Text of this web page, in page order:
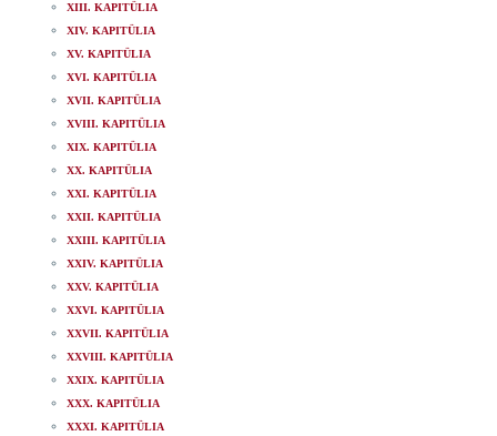
XIII. KAPITÜLIA
XIV. KAPITÜLIA
XV. KAPITÜLIA
XVI. KAPITÜLIA
XVII. KAPITÜLIA
XVIII. KAPITÜLIA
XIX. KAPITÜLIA
XX. KAPITÜLIA
XXI. KAPITÜLIA
XXII. KAPITÜLIA
XXIII. KAPITÜLIA
XXIV. KAPITÜLIA
XXV. KAPITÜLIA
XXVI. KAPITÜLIA
XXVII. KAPITÜLIA
XXVIII. KAPITÜLIA
XXIX. KAPITÜLIA
XXX. KAPITÜLIA
XXXI. KAPITÜLIA